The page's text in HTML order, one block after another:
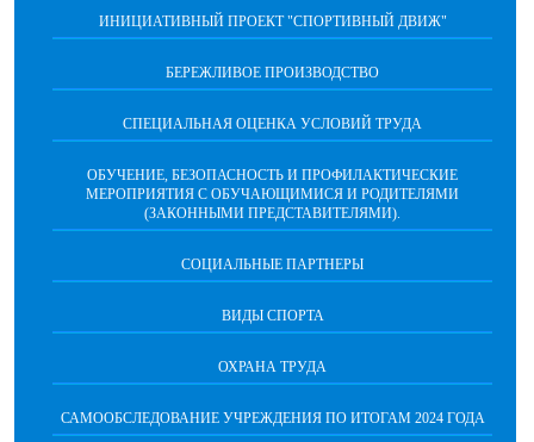
ИНИЦИАТИВНЫЙ ПРОЕКТ "СПОРТИВНЫЙ ДВИЖ"
БЕРЕЖЛИВОЕ ПРОИЗВОДСТВО
СПЕЦИАЛЬНАЯ ОЦЕНКА УСЛОВИЙ ТРУДА
ОБУЧЕНИЕ, БЕЗОПАСНОСТЬ И ПРОФИЛАКТИЧЕСКИЕ
МЕРОПРИЯТИЯ С ОБУЧАЮЩИМИСЯ И РОДИТЕЛЯМИ
(ЗАКОННЫМИ ПРЕДСТАВИТЕЛЯМИ).
СОЦИАЛЬНЫЕ ПАРТНЕРЫ
ВИДЫ СПОРТА
ОХРАНА ТРУДА
САМООБСЛЕДОВАНИЕ УЧРЕЖДЕНИЯ ПО ИТОГАМ 2024 ГОДА